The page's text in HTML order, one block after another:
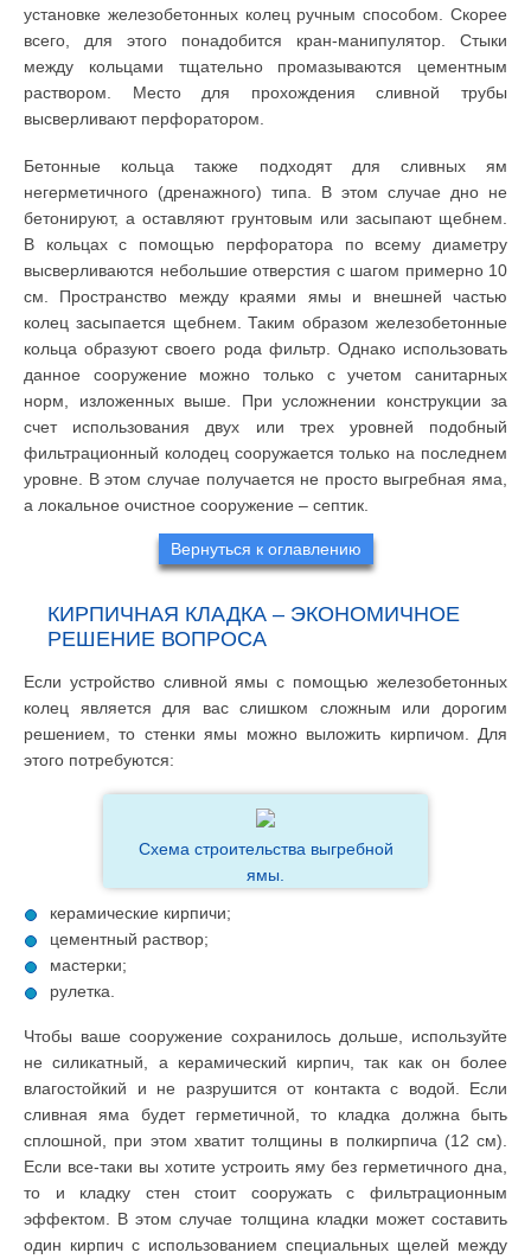
установке железобетонных колец ручным способом. Скорее
всего, для этого понадобится кран-манипулятор. Стыки
между кольцами тщательно промазываются цементным
раствором. Место для прохождения сливной трубы
высверливают перфоратором.
Бетонные кольца также подходят для сливных ям
негерметичного (дренажного) типа. В этом случае дно не
бетонируют, а оставляют грунтовым или засыпают щебнем.
В кольцах с помощью перфоратора по всему диаметру
высверливаются небольшие отверстия с шагом примерно 10
см. Пространство между краями ямы и внешней частью
колец засыпается щебнем. Таким образом железобетонные
кольца образуют своего рода фильтр. Однако использовать
данное сооружение можно только с учетом санитарных
норм, изложенных выше. При усложнении конструкции за
счет использования двух или трех уровней подобный
фильтрационный колодец сооружается только на последнем
уровне. В этом случае получается не просто выгребная яма,
а локальное очистное сооружение – септик.
Вернуться к оглавлению
КИРПИЧНАЯ КЛАДКА – ЭКОНОМИЧНОЕ
РЕШЕНИЕ ВОПРОСА
Если устройство сливной ямы с помощью железобетонных
колец является для вас слишком сложным или дорогим
решением, то стенки ямы можно выложить кирпичом. Для
этого потребуются:
Схема строительства выгребной
ямы.
керамические кирпичи;
цементный раствор;
мастерки;
рулетка.
Чтобы ваше сооружение сохранилось дольше, используйте
не силикатный, а керамический кирпич, так как он более
влагостойкий и не разрушится от контакта с водой. Если
сливная яма будет герметичной, то кладка должна быть
сплошной, при этом хватит толщины в полкирпича (12 см).
Если все-таки вы хотите устроить яму без герметичного дна,
то и кладку стен стоит сооружать с фильтрационным
эффектом. В этом случае толщина кладки может составить
один кирпич с использованием специальных щелей между